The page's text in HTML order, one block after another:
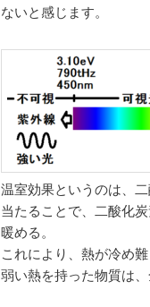
ないと感じます。
温室効果というのは、
当たることで、二酸化
暖める。
これにより、熱が冷め
弱い熱を持った物質は